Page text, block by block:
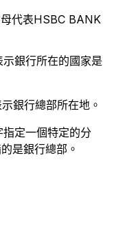
代表HSBC BANK
銀行所在的國家是
銀行總部所在地。
定一個特定的分
是銀行總部。